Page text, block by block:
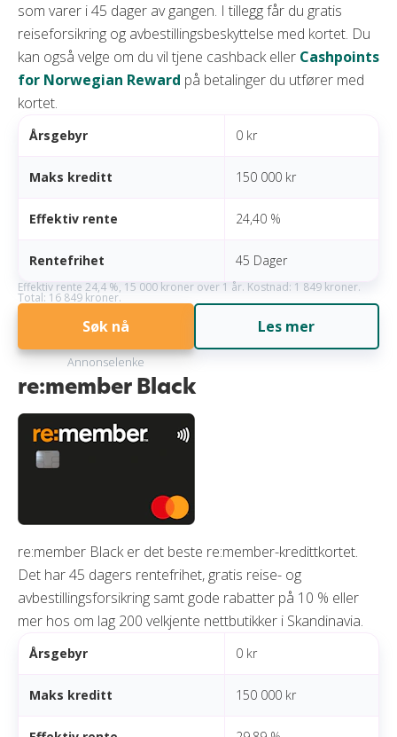
som varer i 45 dager av gangen. I tillegg får du gratis
reiseforsikring og avbestillingsbeskyttelse med kortet. Du
kan også velge om du vil tjene cashback eller Cashpoints
for Norwegian Reward på betalinger du utfører med
kortet.
Årsgebyr 0 kr
Maks kreditt 150 000 kr
Effektiv rente 24,40 %
Rentefrihet 45 Dager
Effektiv rente 24,4 %, 15 000 kroner over 1 år. Kostnad: 1 849 kroner.
Total: 16 849 kroner.
Søk nå
Annonselenke
Les mer
re:member Black
re:member Black er det beste re:member-kredittkortet.
Det har 45 dagers rentefrihet, gratis reise- og
avbestillingsforsikring samt gode rabatter på 10 % eller
mer hos om lag 200 velkjente nettbutikker i Skandinavia.
Årsgebyr 0 kr
Maks kreditt 150 000 kr